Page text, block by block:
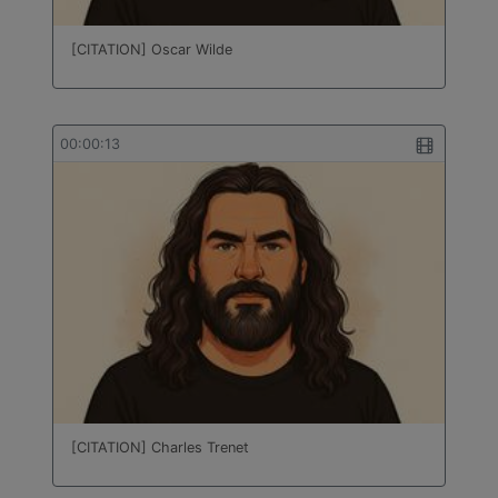
[CITATION] Oscar Wilde
00:00:13
[CITATION] Charles Trenet
bâtiment
Technologie